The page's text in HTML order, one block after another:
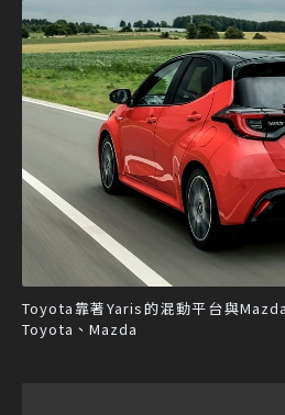
Toyota靠著Yaris的混動平台與
Toyota、Mazda